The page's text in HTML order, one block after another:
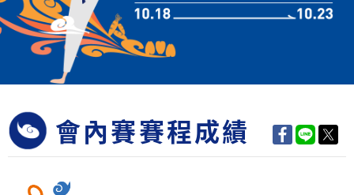
會內賽賽程成績